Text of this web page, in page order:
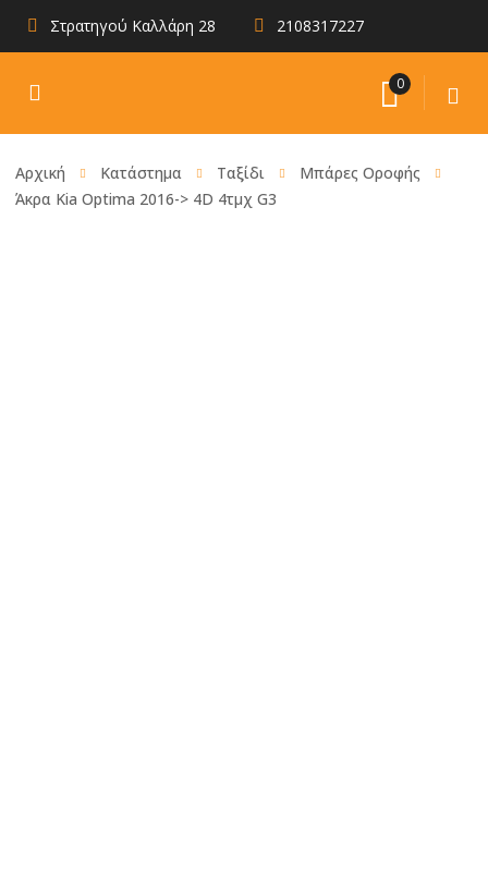
Στρατηγού Καλλάρη 28 2108317227
0
Αρχική Κατάστημα Ταξίδι
Μπάρες Οροφής
Άκρα Kia Optima 2016-> 4D 4τμχ G3